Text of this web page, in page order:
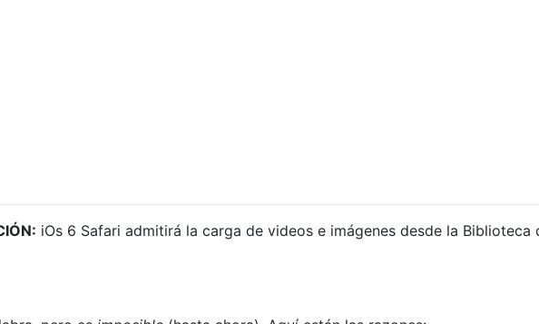
iOs 6 Safari admitirá la carga de videos e imágenes desde la Biblioteca